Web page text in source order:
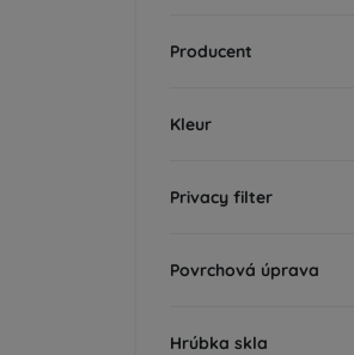
Producent
Kleur
Privacy filter
Povrchová úprava
Hrúbka skla